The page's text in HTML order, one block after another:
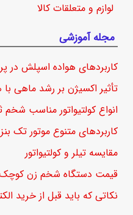
لوازم و متعلقات کالا
مجله آموزشی
کاربردهای هواده اسپلش در
تأثیر اکسیژن بر رشد ماهی
انواع کولتیواتور مناسب شخم
کاربردهای متنوع موتور تک
مقایسه تیلر و کولتیواتور
قیمت دستگاه شخم زن
نکاتی که باید قبل از خرید